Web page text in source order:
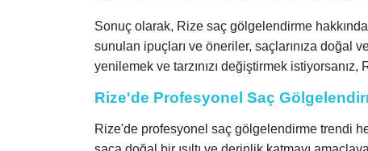
Sonuç olarak, Rize saç gölgelendirme
sunulan ipuçları ve öneriler, saçlarınıza doğal
yenilemek ve tarzınızı değiştirmek
Rize'de Profesyonel Saç
Rize'de profesyonel saç gölgelendirme trendi